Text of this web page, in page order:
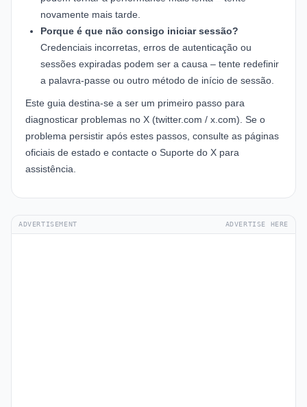
novamente mais tarde.
Porque é que não consigo iniciar sessão?
Credenciais incorretas, erros de autenticação ou
sessões expiradas podem ser a causa – tente redefinir
a palavra-passe ou outro método de início de sessão.
Este guia destina-se a ser um primeiro passo para
diagnosticar problemas no X (twitter.com / x.com). Se o
problema persistir após estes passos, consulte as páginas
oficiais de estado e contacte o Suporte do X para
assistência.
ADVERTISEMENT ADVERTISE HERE